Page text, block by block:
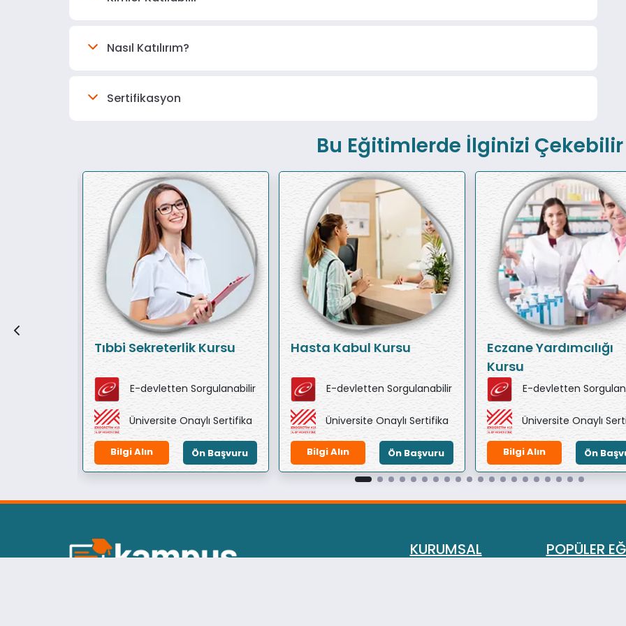
Nasıl Katılırım?
Sertifikasyon
Bu Eğitimlerde İlginizi Çekebilir
Tıbbi Sekreterlik Kursu
E-devletten Sorgulanabilir
Üniversite Onaylı Sertifika
Bilgi Alın Ön Başvuru
Hasta Kabul Kursu
E-devletten Sorgulanabilir
Üniversite Onaylı Sertifika
Bilgi Alın Ön Başvuru
Eczane Yardımcılığı
Kursu
E-devletten
Üniversite Onaylı
Bilgi Alın Ön
KURUMSAL POPÜLER